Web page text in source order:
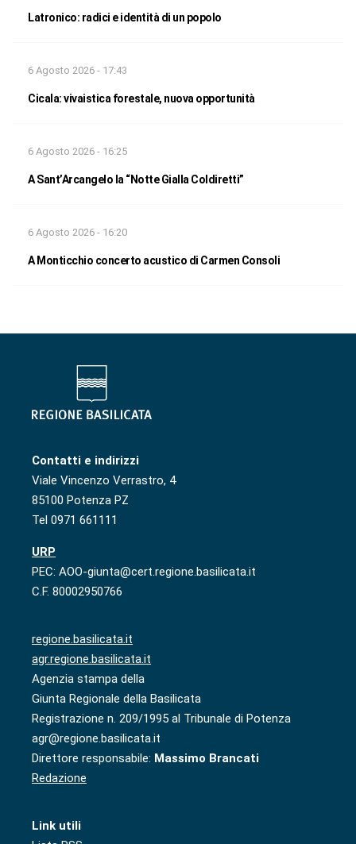
Latronico: radici e identità di un popolo
6 Agosto 2026 - 17:43
Cicala: vivaistica forestale, nuova opportunità
6 Agosto 2026 - 16:25
A Sant’Arcangelo la “Notte Gialla Coldiretti”
6 Agosto 2026 - 16:20
A Monticchio concerto acustico di Carmen Consoli
Contatti e indirizzi
Viale Vincenzo Verrastro, 4
85100 Potenza PZ
Tel 0971 661111
URP
PEC: AOO-giunta@cert.regione.basilicata.it
C.F. 80002950766
regione.basilicata.it
agr.regione.basilicata.it
Agenzia stampa della
Giunta Regionale della Basilicata
Registrazione n. 209/1995 al Tribunale di Potenza
agr@regione.basilicata.it
Direttore responsabile: Massimo Brancati
Redazione
Link utili